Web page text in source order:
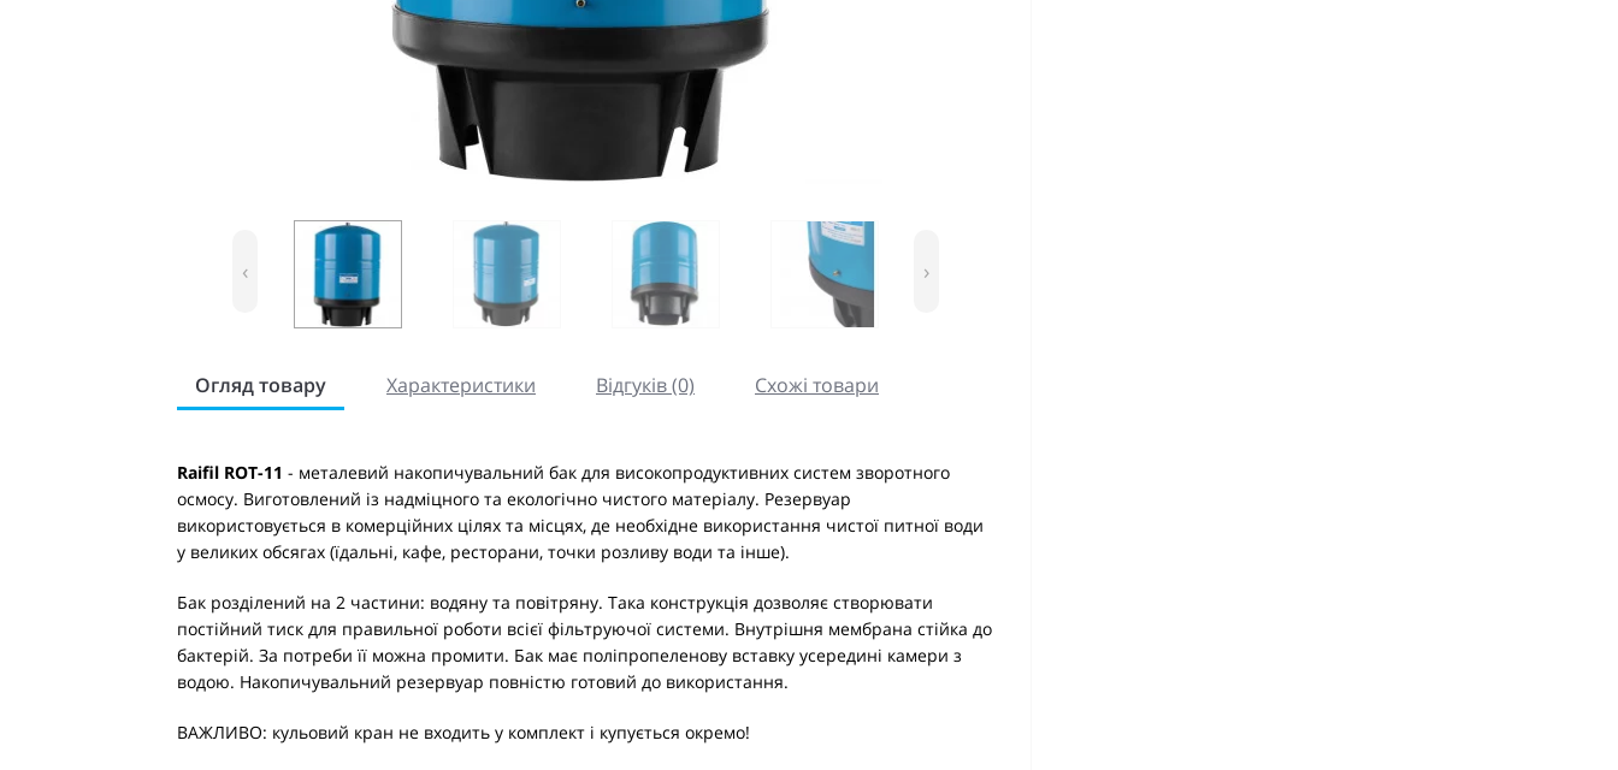
‹ ›
Огляд товару Характеристики Відгуків (0) Схожі товари
Raifil ROT-11 - металевий накопичувальний бак для високопродуктивних систем зворотного
осмосу. Виготовлений із надміцного та екологічно чистого матеріалу. Резервуар
використовується в комерційних цілях та місцях, де необхідне використання чистої питної води
у великих обсягах (їдальні, кафе, ресторани, точки розливу води та інше).
Бак розділений на 2 частини: водяну та повітряну. Така конструкція дозволяє створювати
постійний тиск для правильної роботи всієї фільтруючої системи. Внутрішня мембрана стійка до
бактерій. За потреби її можна промити. Бак має поліпропеленову вставку усередині камери з
водою. Накопичувальний резервуар повністю готовий до використання.
ВАЖЛИВО: кульовий кран не входить у комплект і купується окремо!